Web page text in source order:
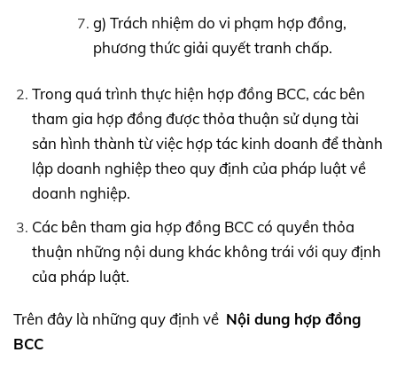
g) Trách nhiệm do vi phạm hợp đồng,
phương thức giải quyết tranh chấp.
Trong quá trình thực hiện hợp đồng BCC, các bên
tham gia hợp đồng được thỏa thuận sử dụng tài
sản hình thành từ việc hợp tác kinh doanh để thành
lập doanh nghiệp theo quy định của pháp luật về
doanh nghiệp.
Các bên tham gia hợp đồng BCC có quyền thỏa
thuận những nội dung khác không trái với quy định
của pháp luật.
Trên đây là những quy định về Nội dung hợp đồng
BCC